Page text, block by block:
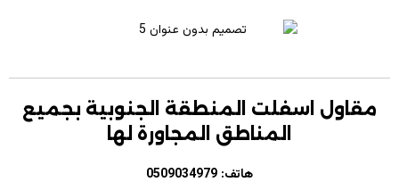
مقاول اسفلت المنطقة الجنوبية بجميع
المناطق المجاورة لها
هاتف: 0509034979